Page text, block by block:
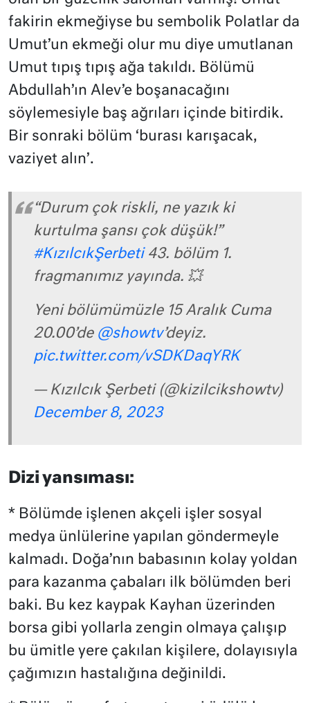
fakirin ekmeğiyse bu sembolik Polatlar da
Umut’un ekmeği olur mu diye umutlanan
Umut tıpış tıpış ağa takıldı. Bölümü
Abdullah’ın Alev’e boşanacağını
söylemesiyle baş ağrıları içinde bitirdik.
Bir sonraki bölüm ‘burası karışacak,
vaziyet alın’.
“Durum çok riskli, ne yazık ki
kurtulma şansı çok düşük!”
#KızılcıkŞerbeti43. bölüm 1.
fragmanımız yayında. 💥
Yeni bölümümüzle 15 Aralık Cuma
20.00’de @showtv’deyiz.
pic.twitter.com/vSDKDaqYRK
— Kızılcık Şerbeti (@kizilcikshowtv)
December 8, 2023
Dizi yansıması:
* Bölümde işlenen akçeli işler sosyal
medya ünlülerine yapılan göndermeyle
kalmadı. Doğa’nın babasının kolay yoldan
para kazanma çabaları ilk bölümden beri
baki. Bu kez kaypak Kayhan üzerinden
borsa gibi yollarla zengin olmaya çalışıp
bu ümitle yere çakılan kişilere, dolayısıyla
çağımızın hastalığına değinildi.